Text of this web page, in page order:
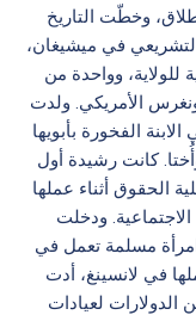
وخطّت التاريخ
في ميشيغان،
وواحدة من
الأمريكي. ولدت
الفخورة بأبويها
المهاجرين، والأكبر بين 14 أخاً وأُختا. كانت رشيدة أول
الحقوق أثناء عملها
ودخلت
أصبحت أول امرأة مسلمة تعمل في
في لانسينغ، أدت
الدولارات لعيادات